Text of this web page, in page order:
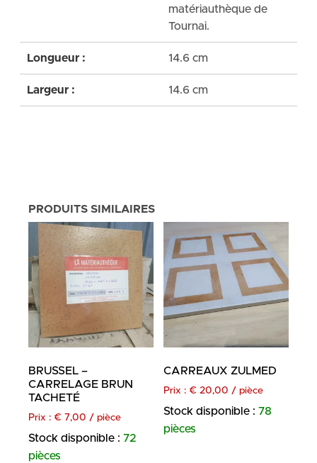
matériauthèque de
Tournai.
Longueur : 14.6 cm
Largeur : 14.6 cm
PRODUITS SIMILAIRES
BRUSSEL –
CARRELAGE BRUN
TACHETÉ
Prix : € 7,00 / pièce
Stock disponible : 72
pièces
CARREAUX ZULMED
Prix : € 20,00 / pièce
Stock disponible :78
pièces